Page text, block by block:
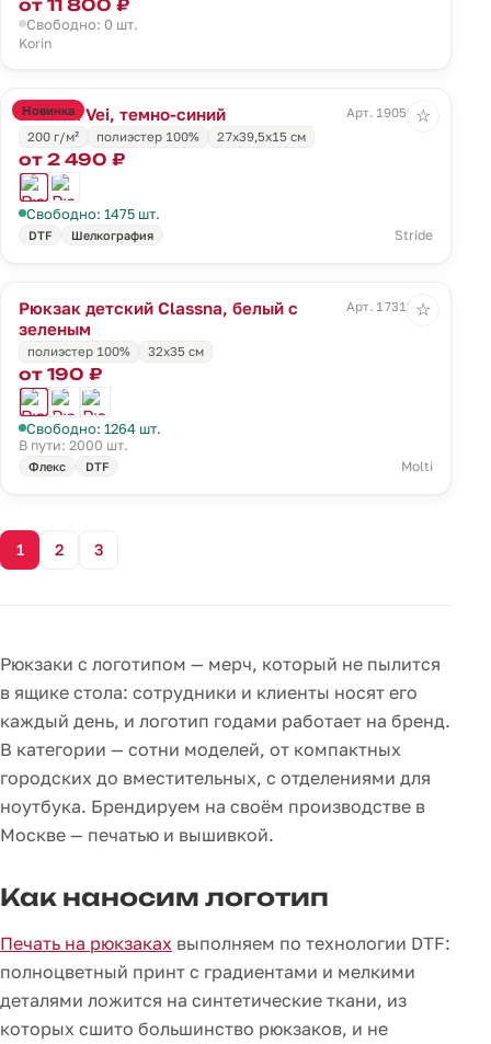
от 11 800 ₽
Свободно: 0 шт.
Korin
Новинка
Рюкзак Vei, темно-синий
Арт. 19050.40
200 г/м²
полиэстер 100% 27x39,5x15 см
от 2 490 ₽
Свободно: 1475 шт.
DTF Шелкография Stride
☆
Рюкзак детский Classna, белый с
зеленым
Арт. 17313.69
полиэстер 100% 32х35 см
от 190 ₽
Свободно: 1264 шт.
В пути: 2000 шт.
Флекс DTF Molti
☆
1 2 3
Рюкзаки с логотипом — мерч, который не пылится
в ящике стола: сотрудники и клиенты носят его
каждый день, и логотип годами работает на бренд.
В категории — сотни моделей, от компактных
городских до вместительных, с отделениями для
ноутбука. Брендируем на своём производстве в
Москве — печатью и вышивкой.
Как наносим логотип
Печать на рюкзаках выполняем по технологии DTF:
полноцветный принт с градиентами и мелкими
деталями ложится на синтетические ткани, из
которых сшито большинство рюкзаков, и не